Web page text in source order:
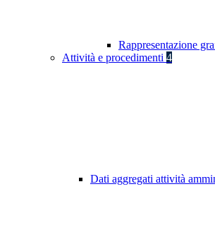
Rappresentazione
Attività e procedimenti 4
Dati aggregati attività